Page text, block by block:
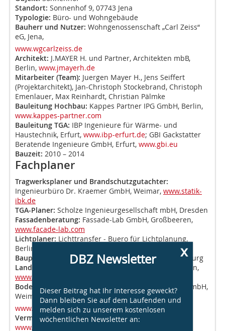
Standort: Sonnenhof 9, 07743 Jena
Typologie: Büro- und Wohngebäude
Bauherr und Nutzer: Wohngenossenschaft „Carl Zeiss“
eG, Jena,
www.wgcarlzeiss.de
Architekt: J.MAYER H. und Partner, Architekten mbB,
Berlin, www.jmayerh.de
Mitarbeiter (Team): Juergen Mayer H., Jens Seiffert
(Projektarchitekt), Jan-Christoph Stockebrand, Christoph
Emenlauer, Max Reinhardt, Christian Pälmke
Bauleitung Hochbau: Kappes Partner IPG GmbH, Berlin,
www.kappes-partner.com
Bauleitung TGA: IBP Ingenieure für Wärme- und
Haustechnik, Erfurt, www.ibp-erfurt.de; GBI Gackstatter
Beratende Ingenieure GmbH, Erfurt, www.gbi.eu
Bauzeit: 2010 – 2014
Fachplaner
Tragwerksplaner und Brandschutzgutachter:
Ingenieurbüro Dr. Kraemer GmbH, Weimar, www.statik-
ibk.de
TGA-Planer: Scholze Ingenieurgesellschaft mbH, Dresden
Fassadenberatung: Fassade-Lab GmbH, Großbeeren,
www.facade-lab.com
Lichtplaner: Lichttransfer - Buero für Lichtplanung,
Berlin,
Bauphysik:
Ingenieurbüro Santer - Bauphysik, Duisburg
Landschaftsarchitekt:
Ingenieurbüro Abraham, Berlin,
www.ing-abraham.de
Bodengutachter:Geotechnik Dr. Nottrodt Weimar GmbH,
Weimar,
www.gnw-geotechnik.de
Vermessung:Vermessungsbüro Wuttke, Jena,
www.vermessung-wuttke.de
x
DBZ Newsletter
Dieser Beitrag hat Ihr Interesse geweckt?
Dann bleiben Sie auf dem Laufenden und
melden sich zu unserem kostenlosen
wöchentlichen Newsletter an: